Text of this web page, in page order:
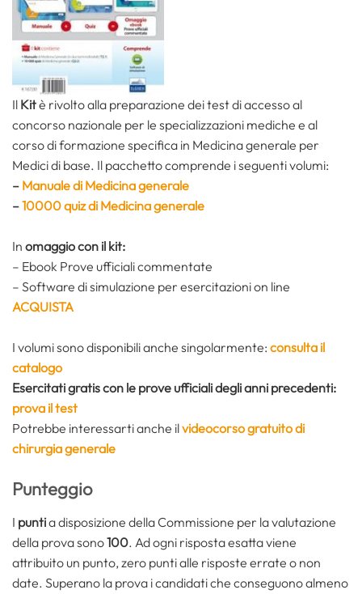
Il Kitè rivolto alla preparazione dei test di accesso al
concorso nazionale per le specializzazioni mediche e al
corso di formazione specifica in Medicina generale per
Medici di base. Il pacchetto comprende i seguenti volumi:
– Manuale di Medicina generale
–10000 quiz di Medicina generale
In omaggio con il kit:
– Ebook Prove ufficiali commentate
– Software di simulazione per esercitazioni on line
ACQUISTA
I volumi sono disponibili anche singolarmente: consulta il
catalogo
Esercitati gratis con le prove ufficiali degli anni precedenti:
prova il test
Potrebbe interessarti anche ilvideocorso gratuito di
chirurgia generale
Punteggio
I puntia disposizione della Commissione per la valutazione
della prova sono100. Ad ogni risposta esatta viene
attribuito un punto, zero punti alle risposte errate o non
date. Superano la prova i candidati che conseguono almeno